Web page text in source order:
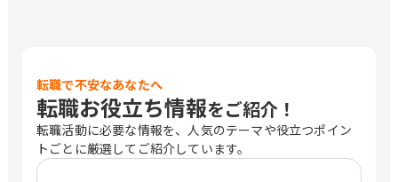
転職で不安なあなたへ
転職お役立ち情報をご紹介！
転職活動に必要な情報を、人気のテーマや役立つポイン
トごとに厳選してご紹介しています。